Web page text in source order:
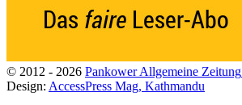
© 2012 - 2026 Pankower Allgemeine Zeitung
Design: AccessPress Mag, Kathmandu